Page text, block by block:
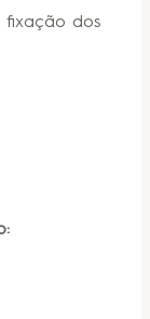
fixação dos